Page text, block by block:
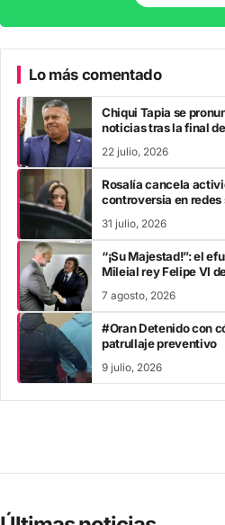
Lo más comentado
Chiqui Tapia se
noticias tras la final
22 julio, 2026
Rosalía cancela
controversia en redes
31 julio, 2026
“¡Su Majestad!”: el
Mileial rey Felipe VI
7 agosto, 2026
#Oran Detenido con
patrullaje preventivo
9 julio, 2026